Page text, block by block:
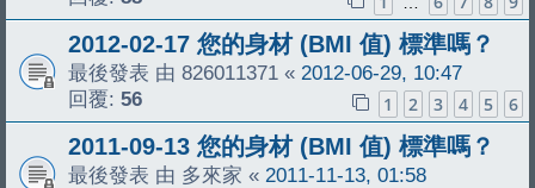
2012-02-17 您的身材 (BMI 值) 標準嗎？
最後發表 由 826011371 « 2012-06-29, 10:47
回覆: 56 1 2 3 4 5 6
2011-09-13 您的身材 (BMI 值) 標準嗎？
最後發表 由 多來家 « 2011-11-13, 01:58